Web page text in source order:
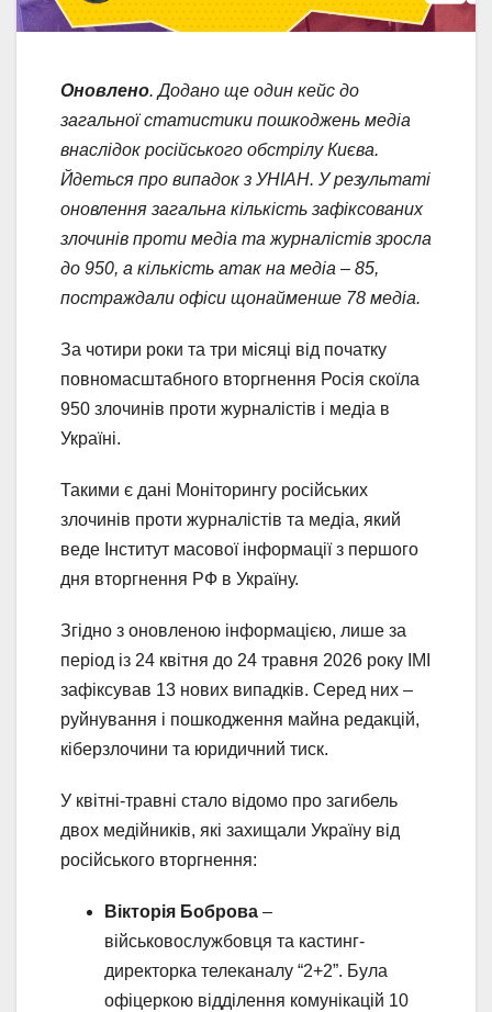
Оновлено. Додано ще один кейс до
загальної статистики пошкоджень медіа
внаслідок російського обстрілу Києва.
Йдеться про випадок з УНІАН. У результаті
оновлення загальна кількість зафіксованих
злочинів проти медіа та журналістів зросла
до 950, а кількість атак на медіа – 85,
постраждали офіси щонайменше 78 медіа.
За чотири роки та три місяці від початку
повномасштабного вторгнення Росія скоїла
950 злочинів проти журналістів і медіа в
Україні.
Такими є дані Моніторингу російських
злочинів проти журналістів та медіа, який
веде Інститут масової інформації з першого
дня вторгнення РФ в Україну.
Згідно з оновленою інформацією, лише за
період із 24 квітня до 24 травня 2026 року ІМІ
зафіксував 13 нових випадків. Серед них –
руйнування і пошкодження майна редакцій,
кіберзлочини та юридичний тиск.
У квітні-травні стало відомо про загибель
двох медійників, які захищали Україну від
російського вторгнення:
Вікторія Боброва –
військовослужбовця та кастинг-
директорка телеканалу “2+2”. Була
офіцеркою відділення комунікацій 10